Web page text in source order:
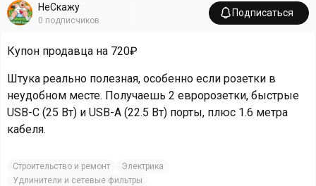
НеСкажу
0 подписчиков
Подписаться
Купон продавца на 720₽
Штука реально полезная, особенно если розетки в
неудобном месте. Получаешь 2 евророзетки, быстрые
USB-C (25 Вт) и USB-A (22.5 Вт) порты, плюс 1.6 метра
кабеля.
Строительство и ремонт
Электрика
Удлинители и сетевые фильтры